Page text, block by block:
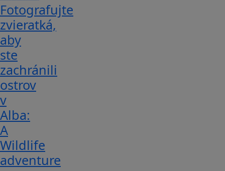
Fotografujte
zvieratká,
aby
ste
zachránili
ostrov
v
Alba:
A
Wildlife
adventure